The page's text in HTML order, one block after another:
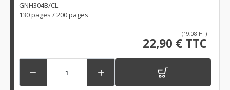
GNH304B/CL
130 pages / 200 pages
(19,08 HT)
22,90 € TTC
 